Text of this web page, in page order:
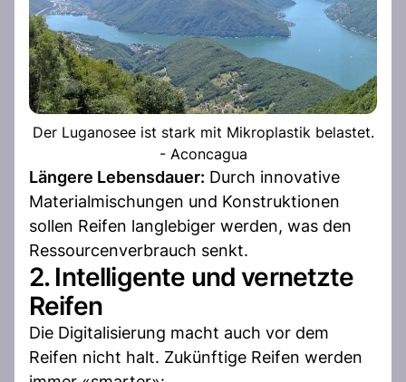
Der Luganosee ist stark mit Mikroplastik belastet.
- Aconcagua
Längere Lebensdauer: Durch innovative
Materialmischungen und Konstruktionen
sollen Reifen langlebiger werden, was den
Ressourcenverbrauch senkt.
2. Intelligente und vernetzte
Reifen
Die Digitalisierung macht auch vor dem
Reifen nicht halt. Zukünftige Reifen werden